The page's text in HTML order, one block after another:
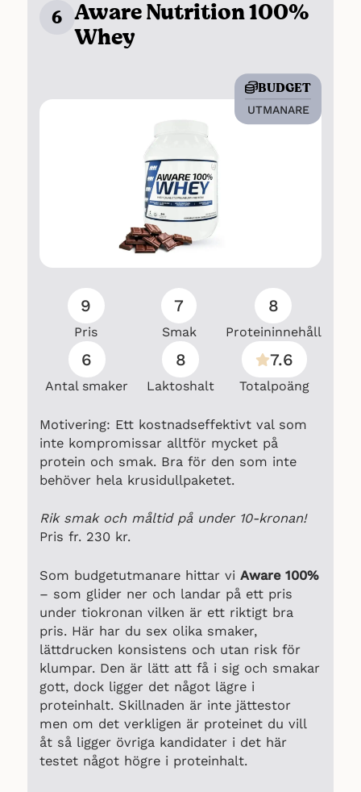
6 Aware Nutrition 100%
Whey
BUDGET
UTMANARE
9
Pris
7
Smak
8
Proteininnehåll
6
Antal smaker
8
Laktoshalt
7.6
Totalpoäng
Motivering: Ett kostnadseffektivt val som
inte kompromissar alltför mycket på
protein och smak. Bra för den som inte
behöver hela krusidullpaketet.
Rik smak och måltid på under 10-kronan!
Pris fr. 230 kr.
Som budgetutmanare hittar viAware 100%
– som glider ner och landar på ett pris
under tiokronan vilken är ett riktigt bra
pris. Här har du sex olika smaker,
lättdrucken konsistens och utan risk för
klumpar. Den är lätt att få i sig och smakar
gott, dock ligger det något lägre i
proteinhalt. Skillnaden är inte jättestor
men om det verkligen är proteinet du vill
åt så ligger övriga kandidater i det här
testet något högre i proteinhalt.